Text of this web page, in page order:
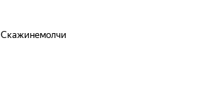
Скажинемолчи